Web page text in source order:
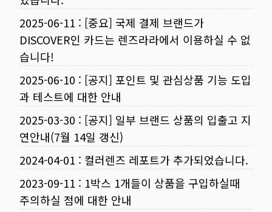
2025-06-11 : [중요] 국제 결제 브랜드가
DISCOVER인 카드는 렌즈라라에서 이용하실 수 없
습니다!
2025-06-10 : [공지] 포인트 및 관심상품 기능 도입
과 테스트에 대한 안내
2025-03-30 : [공지] 일부 브랜드 상품의 입출고 지
연안내(7월 14일 갱신)
2024-04-01 : 컬러렌즈 레포트가 추가되었습니다.
2023-09-11 : 1박스 1개들이 상품을 구입하실때
주의하실 점에 대한 안내